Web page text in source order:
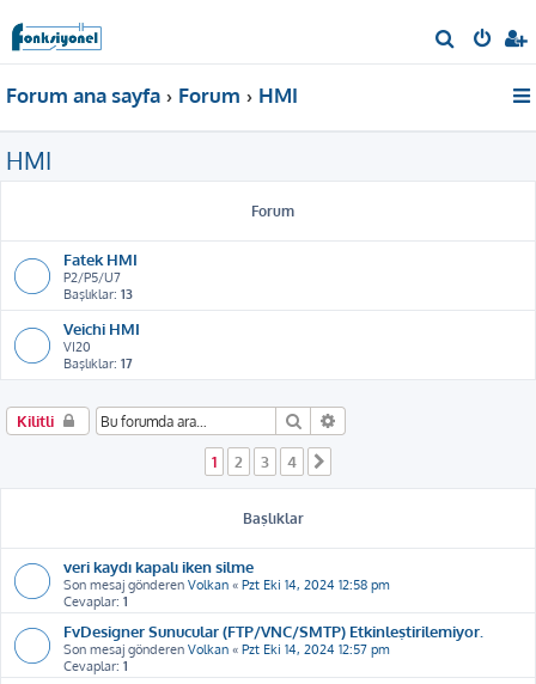
r
Forum ana sayfa Forum HMI
HMI
Forum
Fatek HMI
P2/P5/U7
Başlıklar: 13
Veichi HMI
VI20
Başlıklar: 17
Kilitli Ara
1 2 3 4
Başlıklar
veri kaydı kapalı iken silme
Son mesaj gönderen Volkan « Pzt Eki 14, 2024 12:58 pm
Cevaplar: 1
FvDesigner Sunucular (FTP/VNC/SMTP) Etkinleştirilemiyor.
Son mesaj gönderen Volkan « Pzt Eki 14, 2024 12:57 pm
Cevaplar: 1